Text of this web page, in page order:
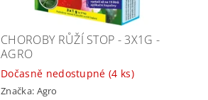
CHOROBY RŮŽÍ STOP - 3X1G -
AGRO
Dočasně nedostupné(4 ks)
Značka: Agro